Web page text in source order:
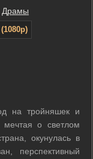
Драмы
(1080p)
на тройняшек и
о светлом
окунулась в
перспективный